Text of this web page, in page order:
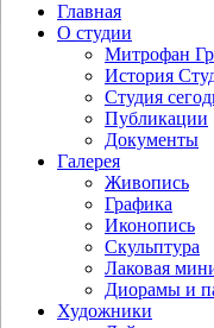
Главная
О студии
Митрофан
История
Студия
Публикации
Документы
Галерея
Живопись
Графика
Иконопись
Скульптура
Лаковая
Диорамы и
Художники